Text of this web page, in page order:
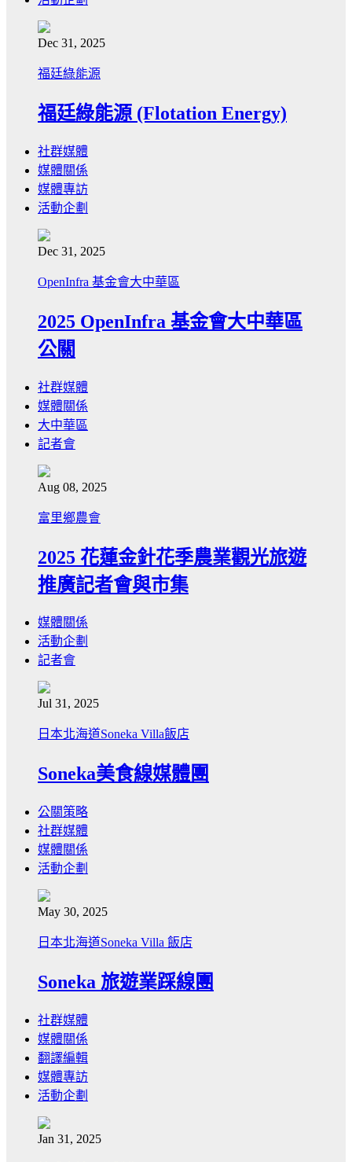
Dec 31, 2025
福廷綠能源
福廷綠能源 (Flotation Energy)
社群媒體
媒體關係
媒體專訪
活動企劃
Dec 31, 2025
OpenInfra 基金會大中華區
2025 OpenInfra 基金會大中華區
公關
社群媒體
媒體關係
大中華區
記者會
Aug 08, 2025
富里鄉農會
2025 花蓮金針花季農業觀光旅遊
推廣記者會與市集
媒體關係
活動企劃
記者會
Jul 31, 2025
日本北海道Soneka Villa飯店
Soneka美食線媒體團
公關策略
社群媒體
媒體關係
活動企劃
May 30, 2025
日本北海道Soneka Villa 飯店
Soneka 旅遊業踩線團
社群媒體
媒體關係
翻譯編輯
媒體專訪
活動企劃
Jan 31, 2025